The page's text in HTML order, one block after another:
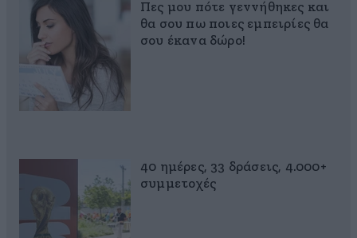
Πες μου πότε γεννήθηκες και
θα σου πω ποιες εμπειρίες θα
σου έκανα δώρο!
40 ημέρες, 33 δράσεις, 4.000+
συμμετοχές